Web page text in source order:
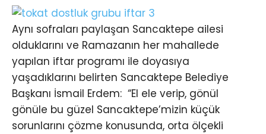
Aynı sofraları paylaşan Sancaktepe ailesi
olduklarını ve Ramazanın her mahallede
yapılan iftar programı ile doyasıya
yaşadıklarını belirten Sancaktepe Belediye
Başkanı İsmail Erdem: “El ele verip, gönül
gönüle bu güzel Sancaktepe’mizin küçük
sorunlarını çözme konusunda, orta ölçekli